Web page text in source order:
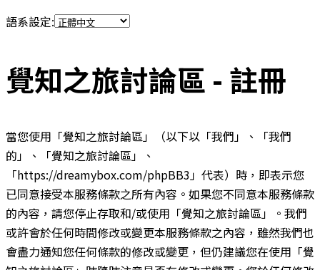
語系設定:
覺知之旅討論區 - 註冊
當您使用「覺知之旅討論區」（以下以「我們」、「我們
的」、「覺知之旅討論區」、
「https://dreamybox.com/phpBB3」代表）時，即表示您
已同意接受本服務條款之所有內容。如果您不同意本服務條款
的內容，請您停止存取和/或使用「覺知之旅討論區」。我們
或許會於任何時間修改或變更本服務條款之內容，雖然我們也
會盡力通知您任何條款的修改或變更，但仍建議您在使用「覺